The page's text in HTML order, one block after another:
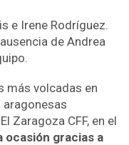
e Irene Rodríguez.
de Andrea
más volcadas en
El Zaragoza CFF, en el
ocasión gracias a